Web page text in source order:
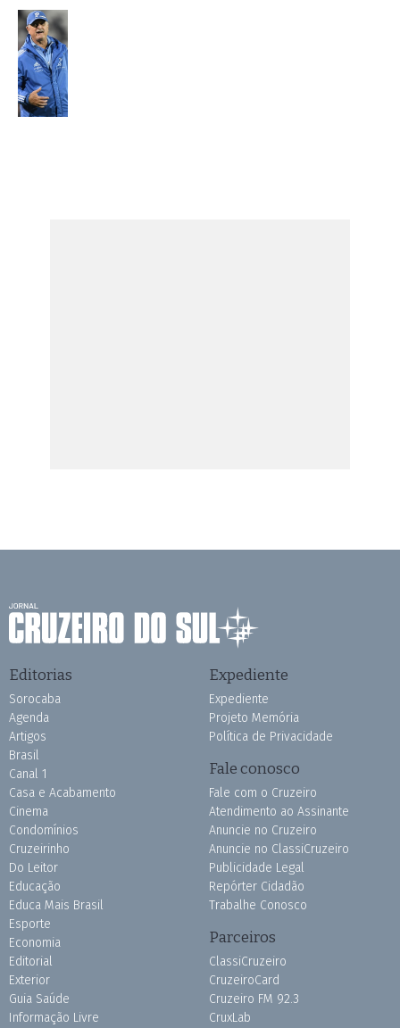
Editorias
Sorocaba
Agenda
Artigos
Brasil
Canal 1
Casa e Acabamento
Cinema
Condomínios
Cruzeirinho
Do Leitor
Educação
Educa Mais Brasil
Esporte
Economia
Editorial
Exterior
Guia Saúde
Informação Livre
Expediente
Expediente
Projeto Memória
Política de Privacidade
Fale conosco
Fale com o Cruzeiro
Atendimento ao Assinante
Anuncie no Cruzeiro
Anuncie no ClassiCruzeiro
Publicidade Legal
Repórter Cidadão
Trabalhe Conosco
Parceiros
ClassiCruzeiro
CruzeiroCard
Cruzeiro FM 92.3
CruxLab